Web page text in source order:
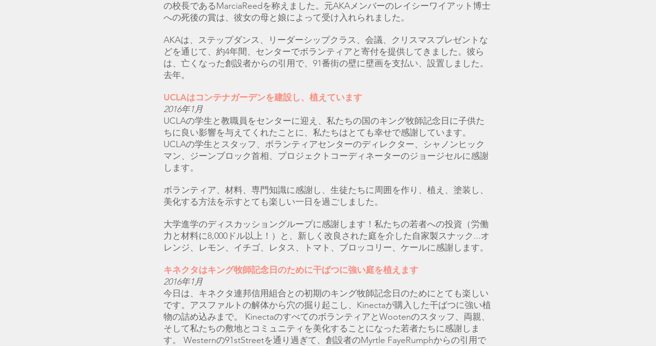
の校長であるMarciaReedを称えました。元AKAメンバーのレイシーワイアット博士
への死後の賞は、彼女の母と娘によって受け入れられました。
AKAは、ステップダンス、リーダーシップクラス、会議、クリスマスプレゼントな
どを通じて、約4年間、センターでボランティアと寄付を提供してきました。彼ら
は、亡くなった創設者からの引用で、91番街の壁に壁画を支払い、設置しました。
去年。
UCLAはコンテナガーデンを建設し、植えています
2016年1月
UCLAの学生と教職員をセンターに迎え、私たちの国のキング牧師記念日に子供た
ちに良い影響を与えてくれたことに、私たちはとても幸せで感謝しています。
UCLAの学生とスタッフ、ボランティアセンターのディレクター、シャノンヒック
マン、ジーンブロック首相、プロジェクトコーディネーターのジョージセルに感謝
します。
ボランティア、材料、専門知識に感謝し、生徒たちに周囲を作り、植え、塗装し、
美化する方法を示すとても楽しい一日を過ごしました。
大学進学のディスカッショングループに感謝します！私たちの若者への投資（労働
力と材料に8,000ドル以上！）と、新しく改良された庭を介した自家製スナック...オ
レンジ、レモン、イチゴ、レタス、トマト、ブロッコリー、ケールに感謝します。
キネクタはキング牧師記念日のために干ばつに強い庭を植えます
2016年1月
今日は、キネクタ連邦信用組合との初期のキング牧師記念日のためにとても楽しい
です。アスファルトの解体から穴の掘り起こし、Kinectaが購入した干ばつに強い植
物の詰め込みまで。 KinectaのすべてのボランティアとWootenのスタッフ、両親、
そして私たちの敷地とコミュニティを美化することになった若者たちに感謝しま
す。 Westernの91stStreetを通り過ぎて、創設者のMyrtle FayeRumphからの引用で